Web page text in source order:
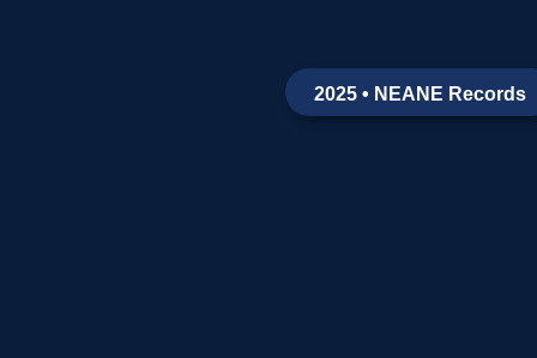
2025 • NEANE Records